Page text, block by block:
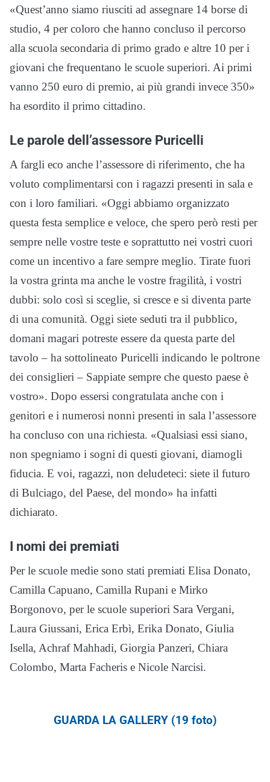
«Quest’anno siamo riusciti ad assegnare 14 borse di
studio, 4 per coloro che hanno concluso il percorso
alla scuola secondaria di primo grado e altre 10 per i
giovani che frequentano le scuole superiori. Ai primi
vanno 250 euro di premio, ai più grandi invece 350»
ha esordito il primo cittadino.
Le parole dell’assessore Puricelli
A fargli eco anche l’assessore di riferimento, che ha
voluto complimentarsi con i ragazzi presenti in sala e
con i loro familiari. «Oggi abbiamo organizzato
questa festa semplice e veloce, che spero però resti per
sempre nelle vostre teste e soprattutto nei vostri cuori
come un incentivo a fare sempre meglio. Tirate fuori
la vostra grinta ma anche le vostre fragilità, i vostri
dubbi: solo così si sceglie, si cresce e si diventa parte
di una comunità. Oggi siete seduti tra il pubblico,
domani magari potreste essere da questa parte del
tavolo – ha sottolineato Puricelli indicando le poltrone
dei consiglieri – Sappiate sempre che questo paese è
vostro». Dopo essersi congratulata anche con i
genitori e i numerosi nonni presenti in sala l’assessore
ha concluso con una richiesta. «Qualsiasi essi siano,
non spegniamo i sogni di questi giovani, diamogli
fiducia. E voi, ragazzi, non deludeteci: siete il futuro
di Bulciago, del Paese, del mondo» ha infatti
dichiarato.
I nomi dei premiati
Per le scuole medie sono stati premiati Elisa Donato,
Camilla Capuano, Camilla Rupani e Mirko
Borgonovo, per le scuole superiori Sara Vergani,
Laura Giussani, Erica Erbì, Erika Donato, Giulia
Isella, Achraf Mahhadi, Giorgia Panzeri, Chiara
Colombo, Marta Facheris e Nicole Narcisi.
GUARDA LA GALLERY (19 foto)